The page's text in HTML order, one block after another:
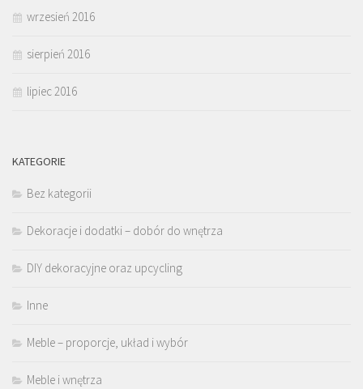
wrzesień 2016
sierpień 2016
lipiec 2016
KATEGORIE
Bez kategorii
Dekoracje i dodatki – dobór do wnętrza
DIY dekoracyjne oraz upcycling
Inne
Meble – proporcje, układ i wybór
Meble i wnętrza